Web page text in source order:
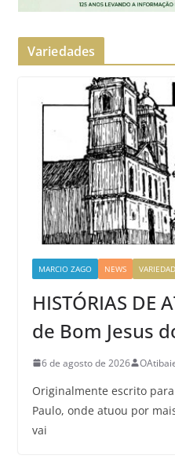
Variedades
MARCIO ZAGO NEWS
HISTÓRIAS DE
de Bom Jesus
6 de agosto de 2026
Originalmente escrito
Paulo, onde atuou por
vai